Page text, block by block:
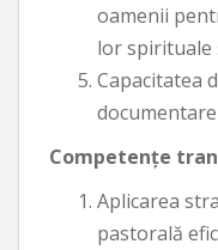
oamenii
lor spirituale
Capacitatea
Competenţe
Aplicarea
pastorală